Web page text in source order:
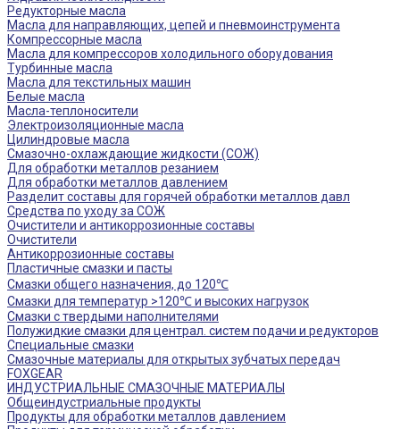
Редукторные масла
Масла для направляющих, цепей и пневмоинструмента
Компрессорные масла
Масла для компрессоров холодильного оборудования
Турбинные масла
Масла для текстильных машин
Белые масла
Масла-теплоносители
Электроизоляционные масла
Цилиндровые масла
Смазочно-охлаждающие жидкости (СОЖ)
Для обработки металлов резанием
Для обработки металлов давлением
Разделит составы для горячей обработки металлов давл
Средства по уходу за СОЖ
Очистители и антикоррозионные составы
Очистители
Антикоррозионные составы
Пластичные смазки и пасты
Смазки общего назначения, до 120℃
Смазки для температур >120℃ и высоких нагрузок
Смазки с твердыми наполнителями
Полужидкие смазки для централ. систем подачи и редукторов
Специальные смазки
Смазочные материалы для открытых зубчатых передач
FOXGEAR
ИНДУСТРИАЛЬНЫЕ СМАЗОЧНЫЕ МАТЕРИАЛЫ
Общеиндустриальные продукты
Продукты для обработки металлов давлением